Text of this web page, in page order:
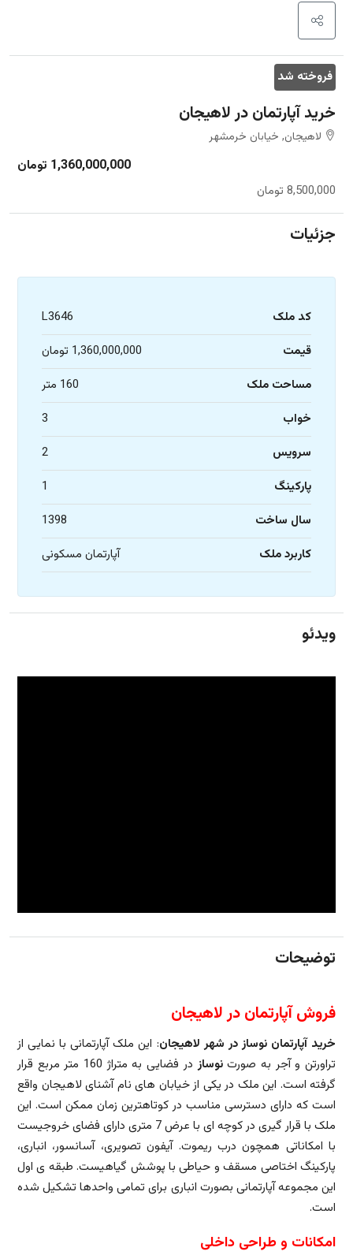
فروخته شد
خرید آپارتمان در لاهیجان
لاهیجان, خیابان خرمشهر
1,360,000,000 تومان
8,500,000 تومان
جزئیات
کد ملک
L3646
قیمت
1,360,000,000 تومان
مساحت ملک
160 متر
خواب
3
سرویس
2
پارکینگ
1
سال ساخت
1398
کاربرد ملک
آپارتمان مسکونی
ویدئو
توضیحات
فروش آپارتمان در لاهیجان
خرید آپارتمان نوساز در شهر لاهیجان: این ملک آپارتمانی با نمایی از
تراورتن و آجر به صورتنوساز
در فضایی به متراژ 160 متر مربع قرار
گرفته است. این ملک در یکی از خیابان های نام آشنای لاهیجان واقع
است که دارای دسترسی مناسب در کوتاهترین زمان ممکن است. این
ملک با قرار گیری در کوچه ای با عرض 7 متری دارای فضای خروجیست
با امکاناتی همچون درب ریموت. آیفون تصویری، آسانسور، انباری،
پارکینگ اختاصی مسقف و حیاطی با پوشش گیاهیست. طبقه ی اول
این مجموعه آپارتمانی بصورت انباری برای تمامی واحدها تشکیل شده
است.
امکانات و طراحی داخلی